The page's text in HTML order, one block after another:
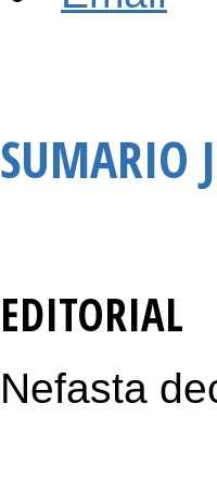
SUMARIO
EDITORIAL
Nefasta